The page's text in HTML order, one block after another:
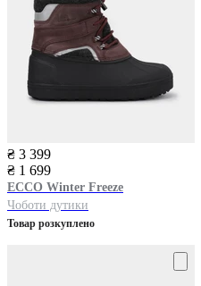
₴ 3 399
₴ 1 699
ECCO Winter Freeze
Чоботи дутики
Товар розкуплено